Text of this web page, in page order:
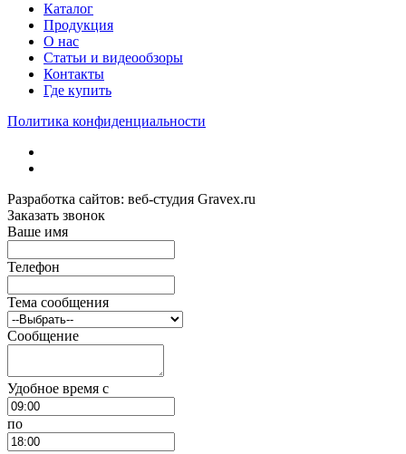
Каталог
Продукция
О нас
Статьи и видеообзоры
Контакты
Где купить
Политика конфиденциальности
Разработка сайтов: веб-студия Gravex.ru
Заказать звонок
Ваше имя
Телефон
Тема сообщения
Сообщение
Удобное время c
по